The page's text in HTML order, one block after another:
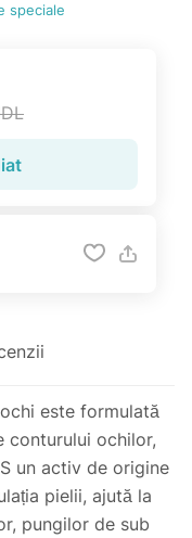
speciale
este formulată
conturului ochilor,
un activ de origine
pielii, ajută la
pungilor de sub